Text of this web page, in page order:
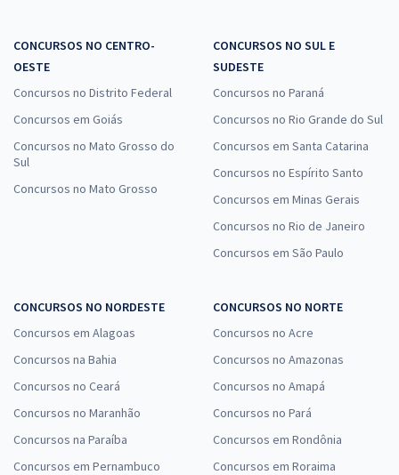
CONCURSOS NO CENTRO-
OESTE
Concursos no Distrito Federal
Concursos em Goiás
Concursos no Mato Grosso do
Sul
Concursos no Mato Grosso
CONCURSOS NO SUL E
SUDESTE
Concursos no Paraná
Concursos no Rio Grande do Sul
Concursos em Santa Catarina
Concursos no Espírito Santo
Concursos em Minas Gerais
Concursos no Rio de Janeiro
Concursos em São Paulo
CONCURSOS NO NORDESTE
Concursos em Alagoas
Concursos na Bahia
Concursos no Ceará
Concursos no Maranhão
Concursos na Paraíba
Concursos em Pernambuco
CONCURSOS NO NORTE
Concursos no Acre
Concursos no Amazonas
Concursos no Amapá
Concursos no Pará
Concursos em Rondônia
Concursos em Roraima